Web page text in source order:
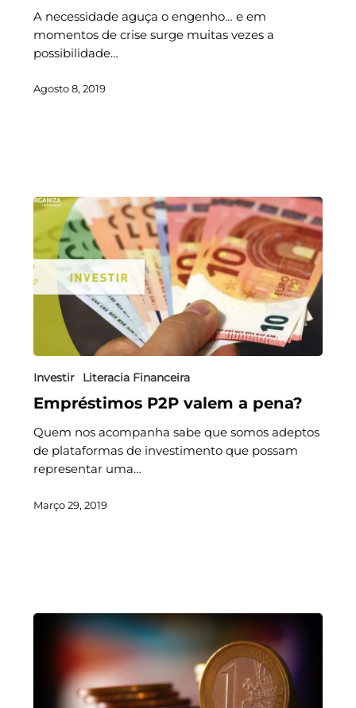
A necessidade aguça o engenho… e em
momentos de crise surge muitas vezes a
possibilidade…
Agosto 8, 2019
Investir Literacia Financeira
Empréstimos P2P valem a pena?
Quem nos acompanha sabe que somos adeptos
de plataformas de investimento que possam
representar uma…
Março 29, 2019